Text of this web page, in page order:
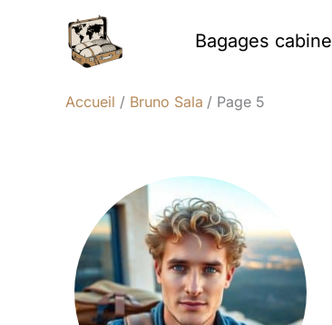
Bagages cabine
Accueil Bruno Sala Page 5